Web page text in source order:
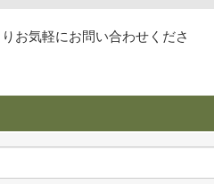
お気軽にお問い合わせくださ